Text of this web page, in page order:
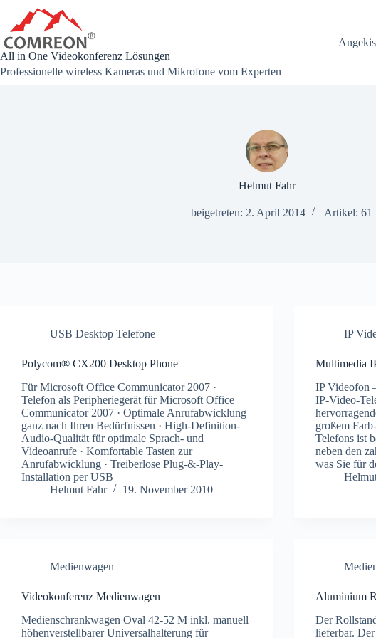
Inhalt
springen
All in One Videokonferenz Lösungen
Professionelle wireless Kameras und Mikrofone vom Experten
Angekis
Helmut Fahr
beigetreten: 2. April 2014 Artikel: 61
USB Desktop Telefone
Polycom® CX200 Desktop Phone
Für Microsoft Office Communicator 2007 ·
Telefon als Peripheriegerät für Microsoft Office
Communicator 2007 · Optimale Anrufabwicklung
ganz nach Ihren Bedürfnissen · High-Definition-
Audio-Qualität für optimale Sprach- und
Videoanrufe · Komfortable Tasten zur
Anrufabwicklung · Treiberlose Plug-&-Play-
Installation per USB
Helmut Fahr
19. November 2010
IP
Multimedia
IP Videofon
IP-Video-
großem
Telefons ist
neben den
was Sie für
Medienwagen
Videokonferenz Medienwagen
Medienschrankwagen Oval 42-52 M inkl. manuell
höhenverstellbarer Universalhalterung für
Aluminium
Der
lieferbar.